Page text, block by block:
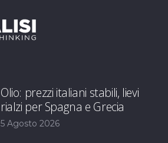
Olio: prezzi italiani stabili, lievi
rialzi per Spagna e Grecia
5 Agosto 2026